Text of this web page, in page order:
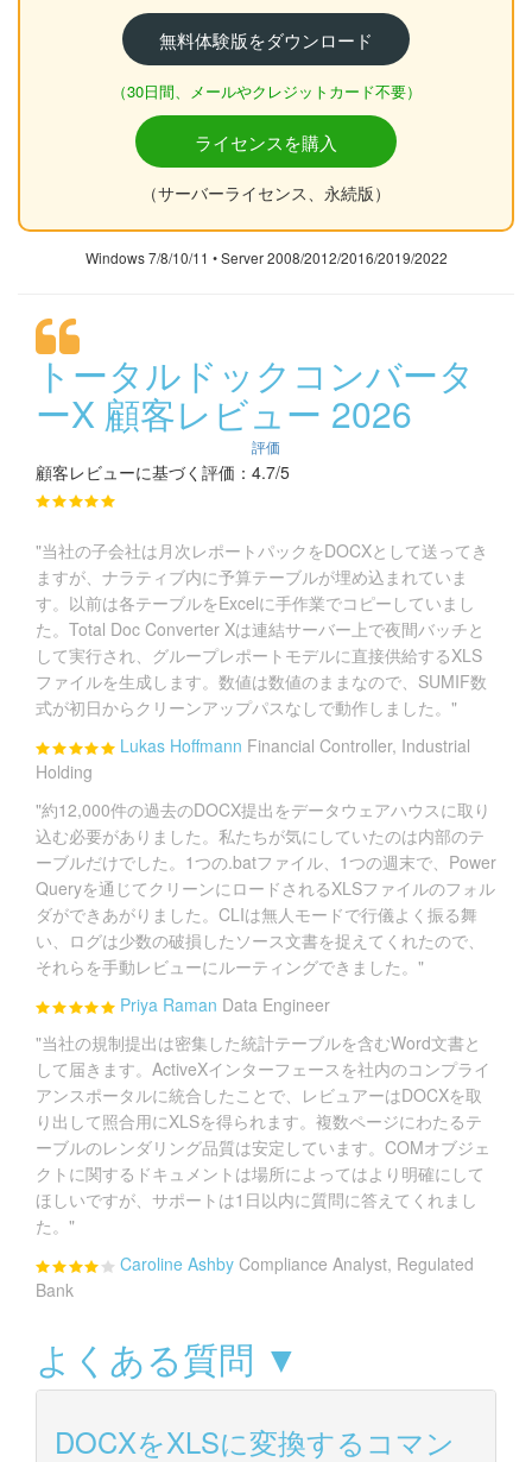
無料体験版をダウンロード
（30日間、メールやクレジットカード不要）
ライセンスを購入
（サーバーライセンス、永続版）
Windows 7/8/10/11 • Server 2008/2012/2016/2019/2022
トータルドックコンバータ
ーX 顧客レビュー 2026
評価
顧客レビューに基づく評価：4.7/5
"当社の子会社は月次レポートパックをDOCXとして送ってき
ますが、ナラティブ内に予算テーブルが埋め込まれていま
す。以前は各テーブルをExcelに手作業でコピーしていまし
た。Total Doc Converter Xは連結サーバー上で夜間バッチと
して実行され、グループレポートモデルに直接供給するXLS
ファイルを生成します。数値は数値のままなので、SUMIF数
式が初日からクリーンアップパスなしで動作しました。"
Lukas Hoffmann Financial Controller, Industrial
Holding
"約12,000件の過去のDOCX提出をデータウェアハウスに取り
込む必要がありました。私たちが気にしていたのは内部のテ
ーブルだけでした。1つの.batファイル、1つの週末で、Power
Queryを通じてクリーンにロードされるXLSファイルのフォル
ダができあがりました。CLIは無人モードで行儀よく振る舞
い、ログは少数の破損したソース文書を捉えてくれたので、
それらを手動レビューにルーティングできました。"
Priya Raman Data Engineer
"当社の規制提出は密集した統計テーブルを含むWord文書と
して届きます。ActiveXインターフェースを社内のコンプライ
アンスポータルに統合したことで、レビュアーはDOCXを取
り出して照合用にXLSを得られます。複数ページにわたるテ
ーブルのレンダリング品質は安定しています。COMオブジェ
クトに関するドキュメントは場所によってはより明確にして
ほしいですが、サポートは1日以内に質問に答えてくれまし
た。"
Caroline Ashby Compliance Analyst, Regulated
Bank
よくある質問 ▼
DOCXをXLSに変換するコマン